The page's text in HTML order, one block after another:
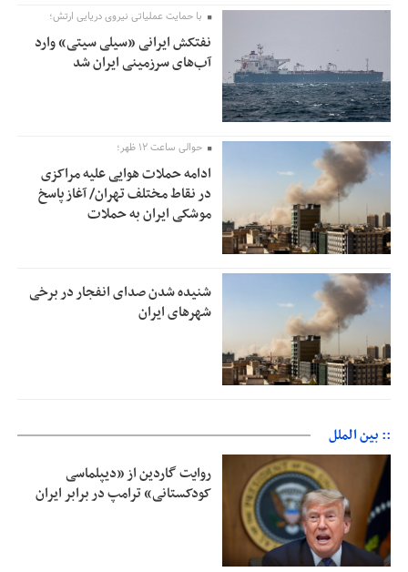
با حمایت عملیاتی نیروی دریایی ارتش؛
نفتکش ایرانی «سیلی سیتی» وارد
آب‌های سرزمینی ایران شد
حوالی ساعت ۱۲ ظهر؛
ادامه حملات هوایی علیه مراکزی
در نقاط مختلف تهران/ آغاز پاسخ
موشکی ایران به حملات
شنیده شدن صدای انفجار در برخی
شهرهای ایران
:: بین الملل
روایت گاردین از «دیپلماسی
کودکستانی» ترامپ در برابر ایران